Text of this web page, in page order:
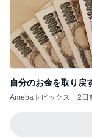
自分のお金を取り戻
Amebaトピックス 2日